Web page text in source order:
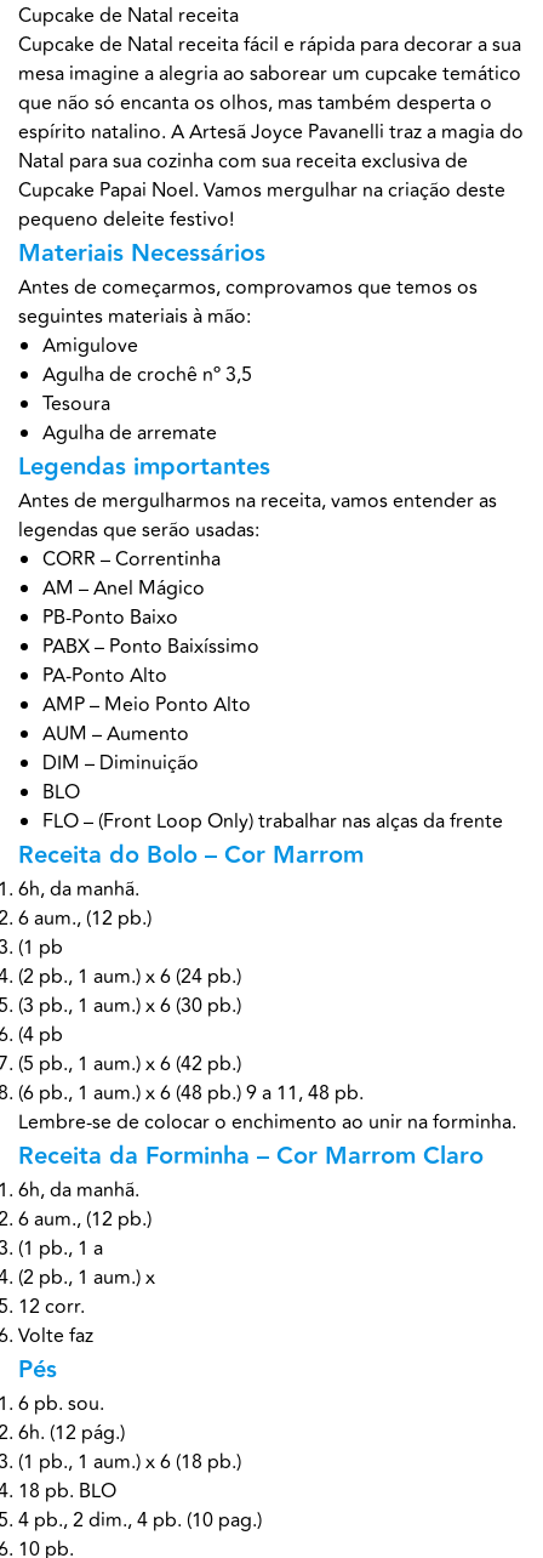
Cupcake de Natal receita
Cupcake de Natal receita fácil e rápida para decorar a sua
mesa imagine a alegria ao saborear um cupcake temático
que não só encanta os olhos, mas também desperta o
espírito natalino. A Artesã Joyce Pavanelli traz a magia do
Natal para sua cozinha com sua receita exclusiva de
Cupcake Papai Noel. Vamos mergulhar na criação deste
pequeno deleite festivo!
Materiais Necessários
Antes de começarmos, comprovamos que temos os
seguintes materiais à mão:
Amigulove
Agulha de crochê nº 3,5
Tesoura
Agulha de arremate
Legendas importantes
Antes de mergulharmos na receita, vamos entender as
legendas que serão usadas:
CORR – Correntinha
AM – Anel Mágico
PB-Ponto Baixo
PABX – Ponto Baixíssimo
PA-Ponto Alto
AMP – Meio Ponto Alto
AUM – Aumento
DIM – Diminuição
BLO
FLO – (Front Loop Only) trabalhar nas alças da frente
Receita do Bolo – Cor Marrom
6h, da manhã.
6 aum., (12 pb.)
(1 pb
(2 pb., 1 aum.) x 6 (24 pb.)
(3 pb., 1 aum.) x 6 (30 pb.)
(4 pb
(5 pb., 1 aum.) x 6 (42 pb.)
(6 pb., 1 aum.) x 6 (48 pb.) 9 a 11, 48 pb.
Lembre-se de colocar o enchimento ao unir na forminha.
Receita da Forminha – Cor Marrom Claro
6h, da manhã.
6 aum., (12 pb.)
(1 pb., 1 a
(2 pb., 1 aum.) x
12 corr.
Volte faz
Pés
6 pb. sou.
6h. (12 pág.)
(1 pb., 1 aum.) x 6 (18 pb.)
18 pb. BLO
4 pb., 2 dim., 4 pb. (10 pag.)
10 pb.